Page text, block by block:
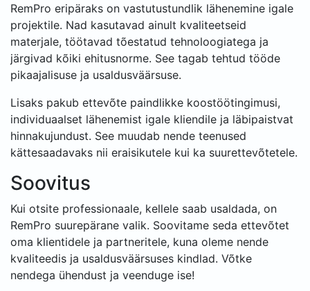
RemPro eripäraks on vastutustundlik lähenemine igale
projektile. Nad kasutavad ainult kvaliteetseid
materjale, töötavad tõestatud tehnoloogiatega ja
järgivad kõiki ehitusnorme. See tagab tehtud tööde
pikaajalisuse ja usaldusväärsuse.
Lisaks pakub ettevõte paindlikke koostöötingimusi,
individuaalset lähenemist igale kliendile ja läbipaistvat
hinnakujundust. See muudab nende teenused
kättesaadavaks nii eraisikutele kui ka suurettevõtetele.
Soovitus
Kui otsite professionaale, kellele saab usaldada, on
RemPro suurepärane valik. Soovitame seda ettevõtet
oma klientidele ja partneritele, kuna oleme nende
kvaliteedis ja usaldusväärsuses kindlad. Võtke
nendega ühendust ja veenduge ise!